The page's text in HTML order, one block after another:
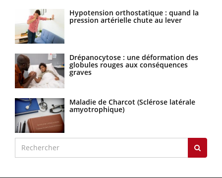
Hypotension orthostatique : quand la
pression artérielle chute au lever
Drépanocytose : une déformation des
globules rouges aux conséquences
graves
Maladie de Charcot (Sclérose latérale
amyotrophique)